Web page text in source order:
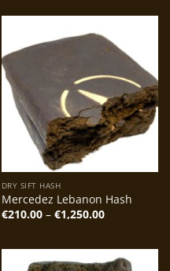
DRY SIFT HASH
Mercedez Lebanon Hash
€210.00 – €1,250.00
€210.00